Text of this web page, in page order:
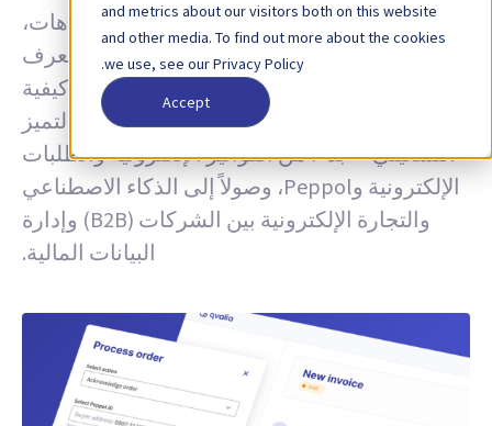
and metrics about our visitors both on this website
and other media. To find out more about the cookies
we use, see our Privacy Policy.
Accept
نظرة ثاقبة على المعاملات والتقنيات والاتجاهات،
بالإضافة إلى آخر أخبار تحديثات المنتجات. تعرف
على المزيد حول كيفية تحسين العمليات وكيفية
الاستفادة من بيانات المعاملات لتحقيق التميز
التشغيلي — بدءًا من الفواتير الإلكترونية والطلبات
الإلكترونية وPeppol، وصولاً إلى الذكاء الاصطناعي
والتجارة الإلكترونية بين الشركات (B2B) وإدارة
البيانات المالية.